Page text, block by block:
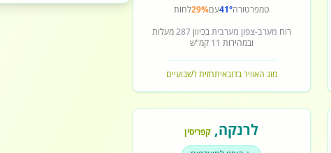
טמפרטורה41°עם29%לחות
רוח מערב-צפון מערביתבכיוון287מעלות
ובמהירות 11 קמ"ש
מזג האוויר בדובאיתחזית לשבועיים
לרנקה, קפריסין